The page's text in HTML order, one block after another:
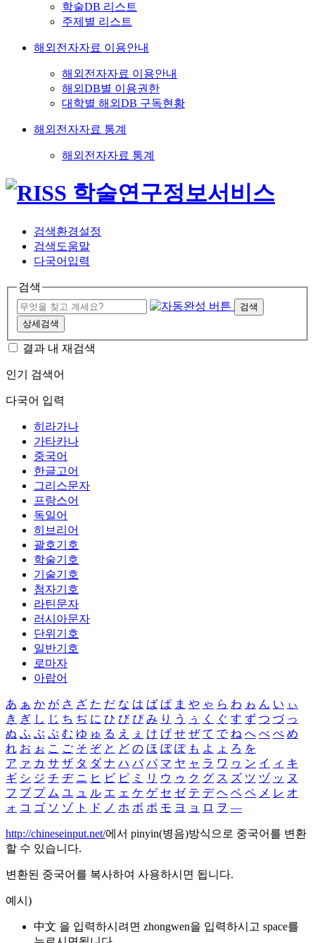
학술DB 리스트
주제별 리스트
해외전자자료 이용안내
해외전자자료 이용안내
해외DB별 이용권한
대학별 해외DB 구독현황
해외전자자료 통계
해외전자자료 통계
검색환경설정
검색도움말
다국어입력
검색
검색
상세검색
결과 내 재검색
인기 검색어
다국어 입력
히라가나
가타카나
중국어
한글고어
그리스문자
프랑스어
독일어
히브리어
괄호기호
학술기호
기술기호
첨자기호
라틴문자
러시아문자
단위기호
일반기호
로마자
아랍어
あ ぁ か が さ ざ た だ な は ば ぱ ま や ゃ ら わ ゎ ん い ぃ
き ぎ し じ ち ぢ に ひ び ぴ み り う ぅ く ぐ す ず つ づ っ
ぬ ふ ぶ ぷ む ゆ ゅ る え ぇ け げ せ ぜ て で ね へ べ ぺ め
れ お ぉ こ ご そ ぞ と ど の ほ ぼ ぽ も よ ょ ろ を
ア ァ カ サ ザ タ ダ ナ ハ バ パ マ ヤ ャ ラ ワ ヮ ン イ ィ キ
ギ シ ジ チ ヂ ニ ヒ ビ ピ ミ リ ウ ゥ ク グ ス ズ ツ ヅ ッ ヌ
フ ブ プ ム ユ ュ ル エ ェ ケ ゲ セ ゼ テ デ ヘ ベ ペ メ レ オ
ォ コ ゴ ソ ゾ ト ド ノ ホ ボ ポ モ ヨ ョ ロ ヲ ―
http://chineseinput.net/에서 pinyin(병음)방식으로 중국어를 변환
할 수 있습니다.
변환된 중국어를 복사하여 사용하시면 됩니다.
예시)
中文 을 입력하시려면 zhongwen을 입력하시고 space를